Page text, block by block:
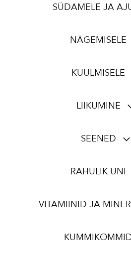
SÜDAMELE JA
NÄGEMISELE
KUULMISELE
LIIKUMINE
SEENED
RAHULIK UNI
VITAMIINID JA